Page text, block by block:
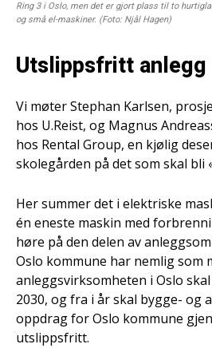
Ring 3 i Oslo, men det er gjort plass til to
og små el-maskiner. (Foto: Njål Hagen)
Utslippsfritt anlegg
Vi møter Stephan Karlsen,
hos U.Reist, og Magnus
hos Rental Group, en kjølig
skolegården på det som skal bli
Her summer det i elektriske
én eneste maskin med
høre på den delen av
Oslo kommune har nemlig som
anleggsvirksomheten i Oslo
2030, og fra i år skal bygge- og
oppdrag for Oslo kommune
utslippsfritt.